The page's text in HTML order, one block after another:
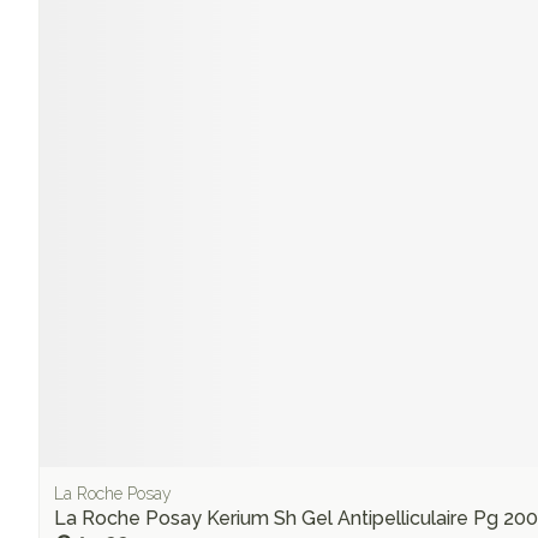
La Roche Posay
La Roche Posay Kerium Sh Gel Antipelliculaire Pg